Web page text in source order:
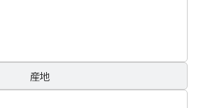
産地